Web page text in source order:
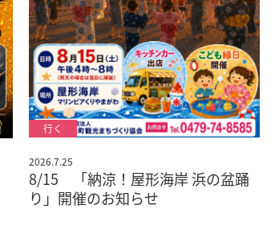
2026.7.25
8/15 「納涼！屋形海岸 浜の盆踊
り」開催のお知らせ